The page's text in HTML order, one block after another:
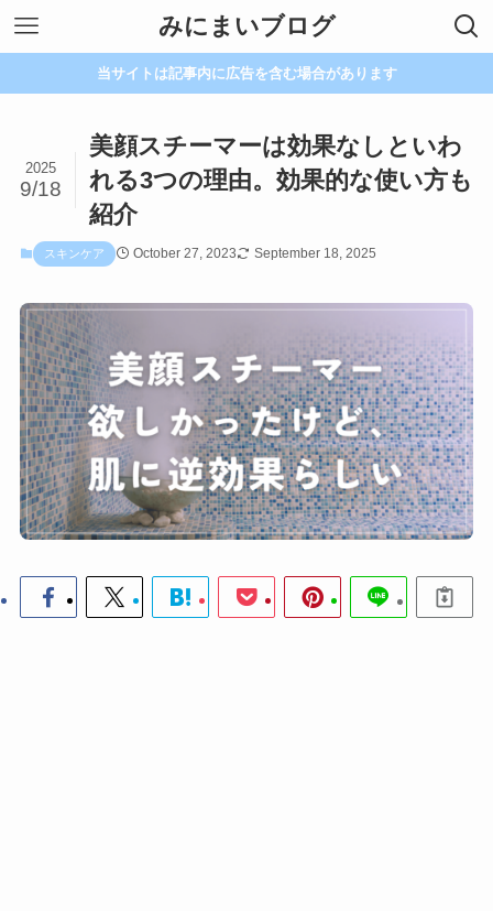
みにまいブログ
当サイトは記事内に広告を含む場合があります
美顔スチーマーは効果なしといわ
れる3つの理由。効果的な使い方も
紹介
2025
9/18
スキンケア October 27, 2023 September 18, 2025